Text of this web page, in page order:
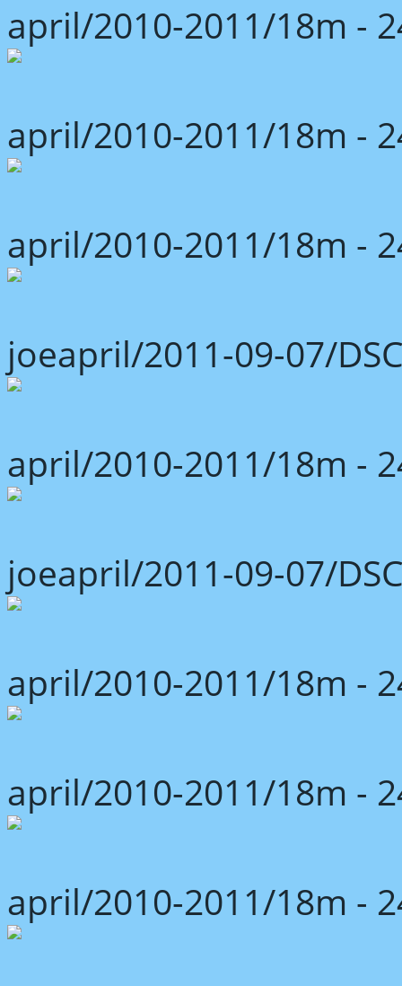
april/2010-2011/18m -
april/2010-2011/18m -
april/2010-2011/18m -
joeapril/2011-09-07/
april/2010-2011/18m -
joeapril/2011-09-07/
april/2010-2011/18m -
april/2010-2011/18m -
april/2010-2011/18m -